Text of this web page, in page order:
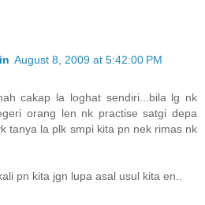
August 8, 2009 at 5:42:00 PM
cakap la loghat sendiri...bila lg nk
orang len nk practise satgi depa
tanya la plk smpi kita pn nek rimas nk
pn kita jgn lupa asal usul kita en..